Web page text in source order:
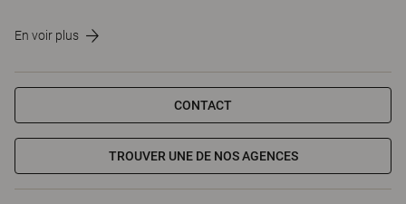
En voir plus
CONTACT
TROUVER UNE DE NOS AGENCES